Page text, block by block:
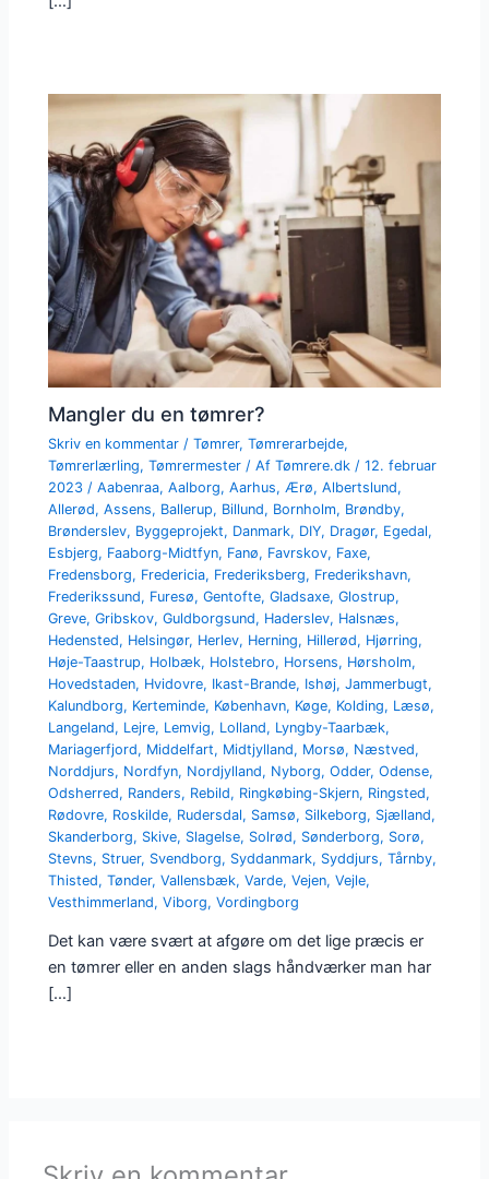
Mangler du en tømrer?
Skriv en kommentar /Tømrer,Tømrerarbejde,
Tømrerlærling,Tømrermester / AfTømrere.dk /12. februar
2023 /Aabenraa,Aalborg,Aarhus, Ærø,Albertslund,
Allerød,Assens, Ballerup, Billund, Bornholm, Brøndby,
Brønderslev, Byggeprojekt, Danmark, DIY, Dragør, Egedal,
Esbjerg, Faaborg-Midtfyn, Fanø, Favrskov, Faxe,
Fredensborg, Fredericia, Frederiksberg, Frederikshavn,
Frederikssund, Furesø,Gentofte,Gladsaxe,Glostrup,
Greve,Gribskov,Guldborgsund, Haderslev, Halsnæs,
Hedensted, Helsingør, Herlev, Herning, Hillerød, Hjørring,
Høje-Taastrup, Holbæk, Holstebro, Horsens, Hørsholm,
Hovedstaden, Hvidovre, Ikast-Brande, Ishøj,Jammerbugt,
Kalundborg, Kerteminde, København, Køge, Kolding, Læsø,
Langeland, Lejre, Lemvig, Lolland, Lyngby-Taarbæk,
Mariagerfjord, Middelfart, Midtjylland, Morsø, Næstved,
Norddjurs, Nordfyn, Nordjylland, Nyborg,Odder,Odense,
Odsherred, Randers, Rebild, Ringkøbing-Skjern, Ringsted,
Rødovre, Roskilde, Rudersdal, Samsø, Silkeborg, Sjælland,
Skanderborg, Skive, Slagelse, Solrød, Sønderborg, Sorø,
Stevns, Struer, Svendborg, Syddanmark, Syddjurs,Tårnby,
Thisted,Tønder,Vallensbæk,Varde,Vejen,Vejle,
Vesthimmerland,Viborg,Vordingborg
Det kan være svært at afgøre om det lige præcis er
en tømrer eller en anden slags håndværker man har
[…]